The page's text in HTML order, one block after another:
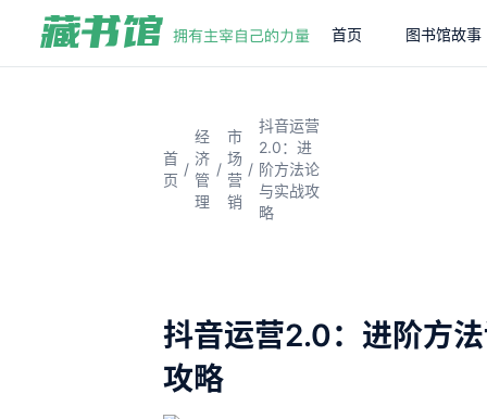
首页 图书馆故事
首
页
/
经
济
管
理
/
市
场
营
销
/
抖音运营
2.0：进
阶方法论
与实战攻
略
抖音运营2.0：进阶方
攻略